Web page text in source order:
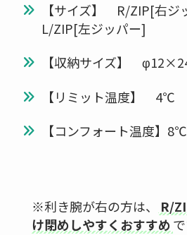
【サイズ】 R/ZIP[右ジ
L/ZIP[左ジッパー]
【収納サイズ】
【リミット温度】 4℃
【コンフォート温度】8℃
※利き腕が右の方は、
R/
け閉めしやすくおすすめ